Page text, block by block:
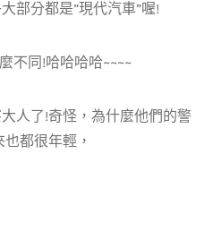
部分都是”現代汽車”喔!
不同!哈哈哈哈~~~~
人了!奇怪，為什麼他們的警
都很年輕，